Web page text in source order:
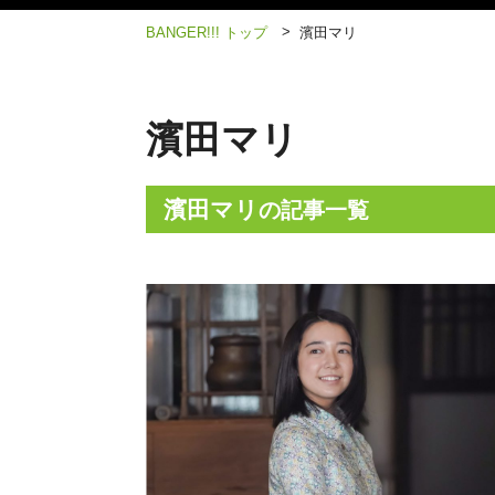
BANGER!!! トップ > 濱田マリ
濱田マリ
濱田マリ の記事一覧